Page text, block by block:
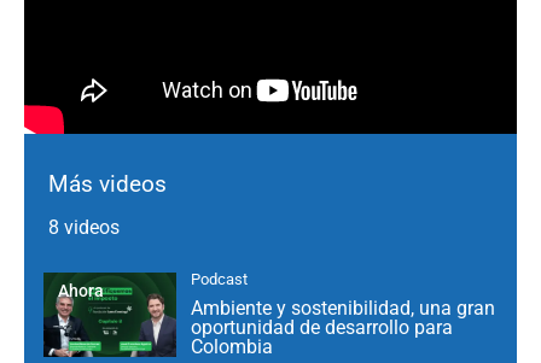
Más videos
8 videos
Ahora
Podcast
Ambiente y sostenibilidad, una gran
oportunidad de desarrollo para
Colombia